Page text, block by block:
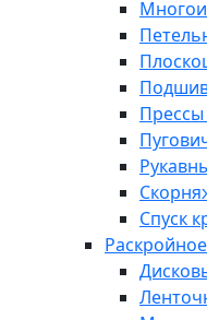
Прессы
Спуск